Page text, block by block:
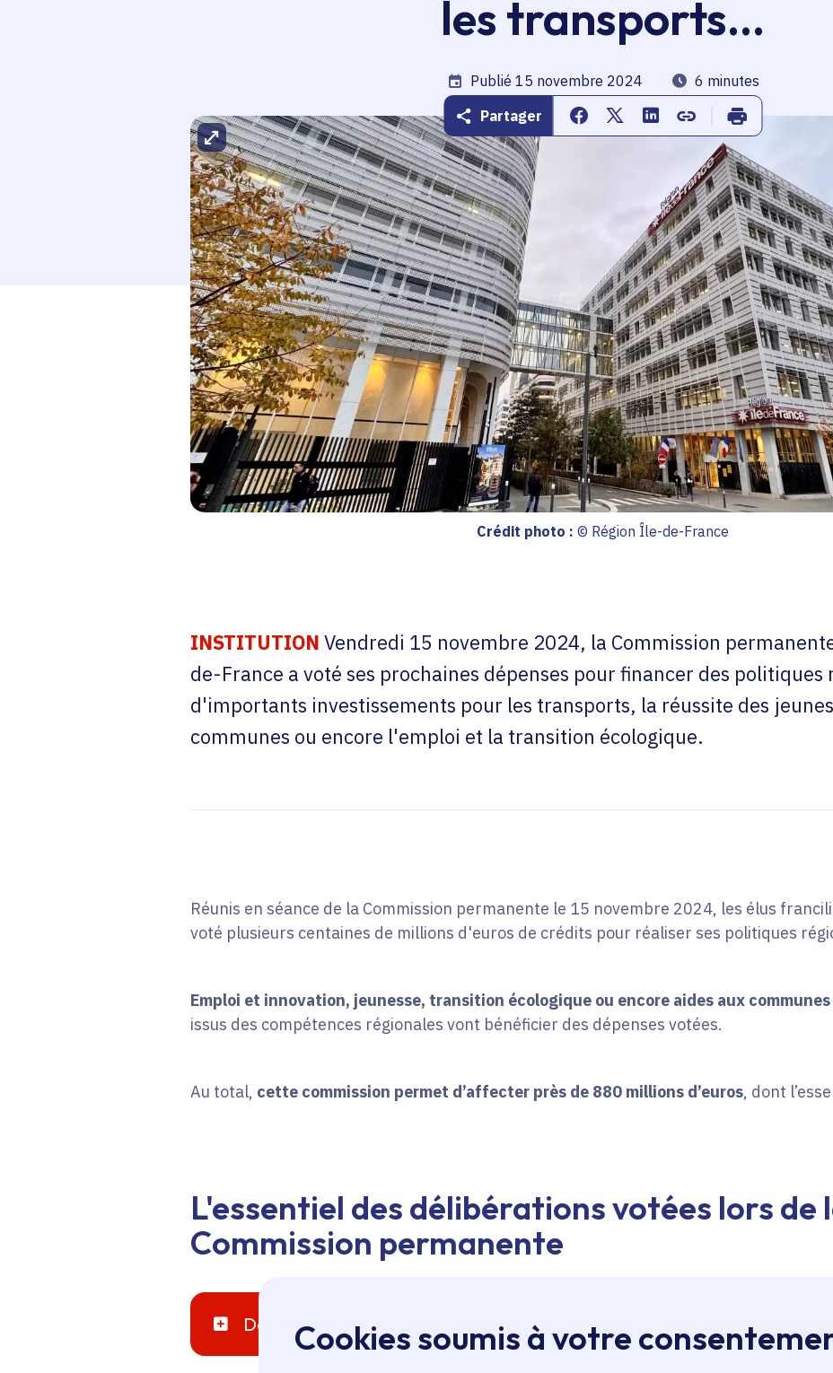
Cookies soumis à votre
les transports...
Partager Partager sur Facebook
Partager sur Twitter
Partager sur Linkedin
Copier dans le presse-
Imprimer
Date de publication
Publié 15 novembre 2024 Temps de lecture
6 minutes
Agrandir l'image
Crédit photo : © Région Île-de-France
INSTITUTION Vendredi 15 novembre 2024, la Commission
de-France a voté ses prochaines dépenses pour financer des politiques
d'importants investissements pour les transports, la réussite des
communes ou encore l'emploi et la transition écologique.
Réunis en séance de la Commission permanente le 15 novembre 2024, les élus
voté plusieurs centaines de millions d'euros de crédits pour réaliser ses politiques
Emploi et innovation, jeunesse, transition écologique ou encore aides aux communes
issus des compétences régionales vont bénéficier des dépenses votées.
Au total, cette commission permet d’affecter près de 880 millions d’euros, dont
L'essentiel des délibérations votées lors de
Commission permanente
Développer les transports